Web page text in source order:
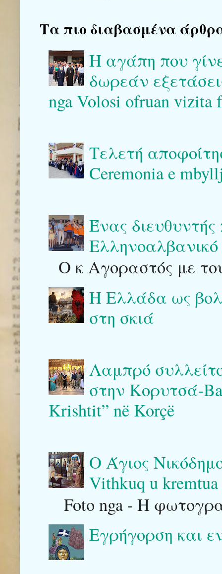
Τα πιο διαβασμένα
Η αγάπη που
δωρεάν
nga Volosi ofruan vizita
Τελετή
Ceremonia e
Ένας
Ο κ Αγοραστός με
Η Ελλάδα ως
στη σκιά
Λαμπρό
στην Κορυτσά-
Krishtit” në Korçë
Ο Άγιος
Vithkuq u
Foto nga - Η
Εγρήγορση και